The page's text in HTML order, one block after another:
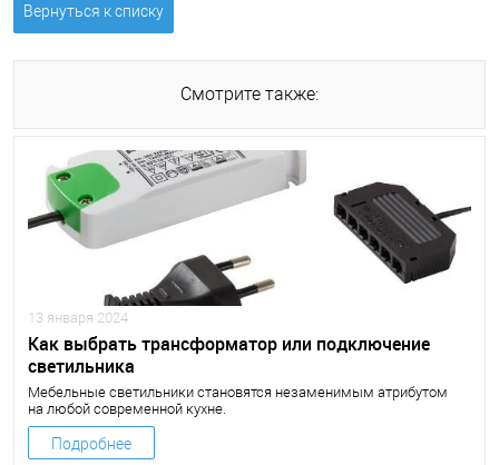
Вернуться к списку
Смотрите также:
13 января 2024
Как выбрать трансформатор или подключение
светильника
Мебельные светильники становятся незаменимым атрибутом
на любой современной кухне.
Подробнее